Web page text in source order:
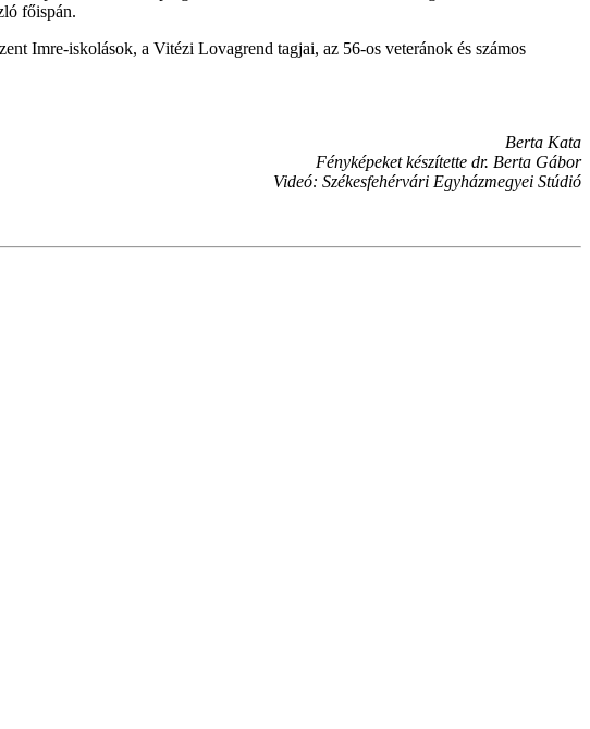
főispán.
Imre-iskolások, a Vitézi Lovagrend tagjai, az 56-os veteránok és számos
Berta Kata
Fényképeket készítette dr. Berta Gábor
Videó: Székesfehérvári Egyházmegyei Stúdió